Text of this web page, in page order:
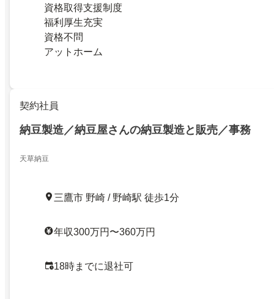
資格取得支援制度
福利厚生充実
資格不問
アットホーム
契約社員
納豆製造／納豆屋さんの納豆製造と販売／事務
天草納豆
三鷹市 野崎 / 野崎駅 徒歩1分
年収300万円〜360万円
18時までに退社可